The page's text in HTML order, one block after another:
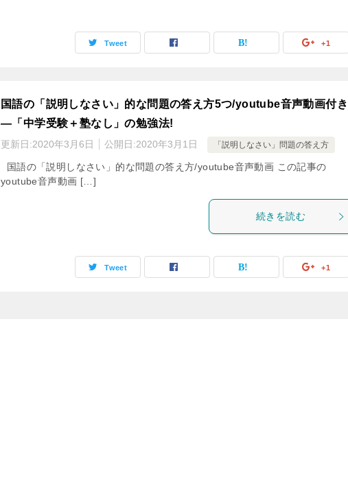
Tweet +1
国語の「説明しなさい」的な問題の答え方5つ/youtube音声動画付き
―「中学受験＋塾なし」の勉強法!
更新日:2020年3月6日 公開日:2020年3月1日 「説明しなさい」問題の答え方
国語の「説明しなさい」的な問題の答え方/youtube音声動画 この記事の
youtube音声動画 […]
続きを読む
Tweet +1